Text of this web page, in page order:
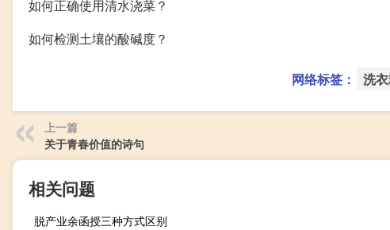
如何正确使用清水浇菜？
如何检测土壤的酸碱度？
网络标签： 洗
上一篇
关于青春价值的诗句
相关问题
脱产业余函授三种方式区别